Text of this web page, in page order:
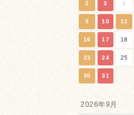
2 3 4
9 10 11
16 17 18
23 24 25
30 31
2026年9月